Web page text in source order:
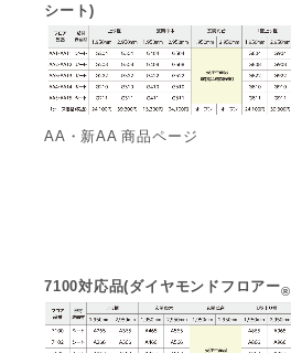
シート)
AA・新AA 商品ページ
7100対応品(ダイヤモンドフロアー®